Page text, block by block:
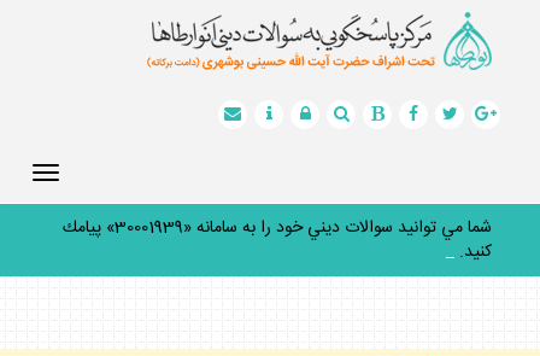
شما مي توانيد سوالات ديني خود را به سامانه «30001939» پيامك
كنيد. _